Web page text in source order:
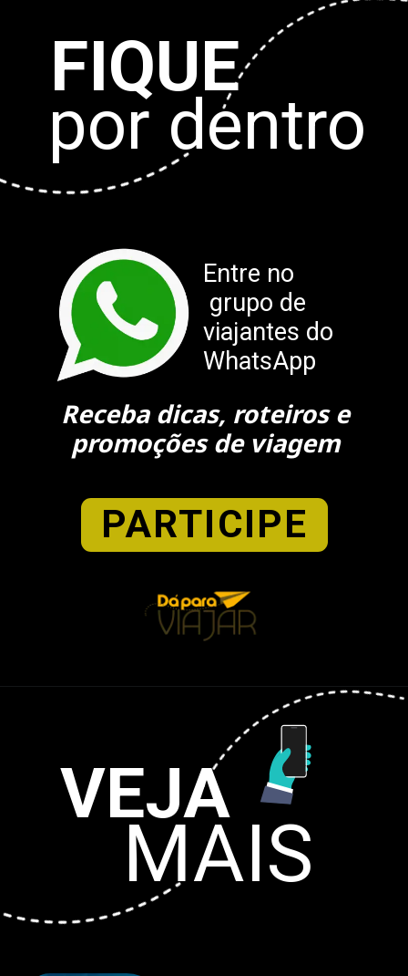
FIQUE
por dentro
Entre no
grupo de
viajantes do
WhatsApp
PARTICIPE
Receba dicas, roteiros e
promoções de viagem
VEJA
MAIS